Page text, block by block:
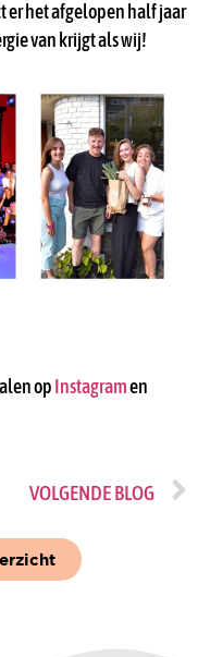
er het afgelopen half jaar
van krijgt als wij!
op Instagramen
VOLGENDE BLOG